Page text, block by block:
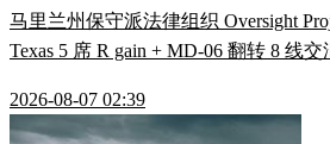
马里兰州保守派法律组织 Oversight
Texas 5 席 R gain + MD-06 翻转 8 线
2026-08-07 02:39